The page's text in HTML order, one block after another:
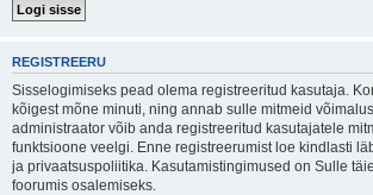
REGISTREERU
Sisselogimiseks pead olema registreeritud kasutaja.
kõigest mõne minuti, ning annab sulle mitmeid
administraator võib anda registreeritud kasutajatele
funktsioone veelgi. Enne registreerumist loe kindlasti
ja privaatsuspoliitika. Kasutamistingimused on Sulle
foorumis osalemiseks.